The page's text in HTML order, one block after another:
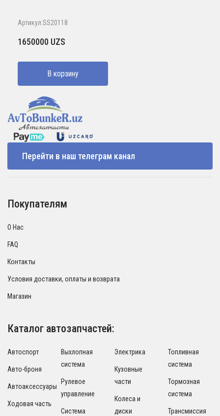
Артикул:SS20118
1650000 UZS
В корзину
Перейти в наш телеграм канал
Покупателям
О Нас
FAQ
Контакты
Условия доставки, оплаты и возврата
Магазин
Каталог автозапчастей:
Автоспорт
Авто-броня
Автоаксессуары
Ходовая часть
Выхлопная
система
Рулевое
управление
Система
Электрика
Кузовные
части
Колеса и
диски
Топливная
система
Тормозная
система
Трансмиссия